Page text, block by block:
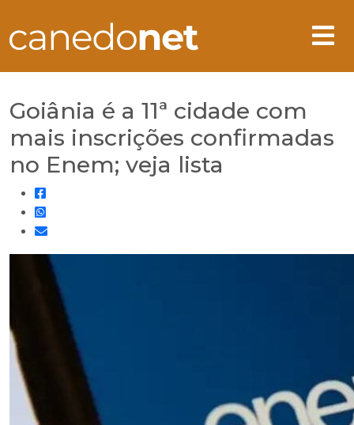
Goiânia é a 11ª cidade com
mais inscrições confirmadas
no Enem; veja lista